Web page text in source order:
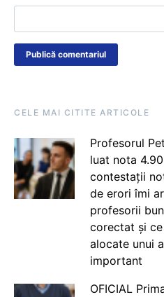
CELE MAI CITITE ARTICOLE
Profesorul
luat nota
contestații
de erori îmi
profesorii
corectat și
alocate unui
important
OFICIAL